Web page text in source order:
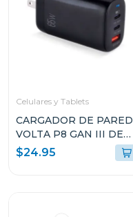
Celulares y Tablets
CARGADOR DE PARED
VOLTA P8 GAN III DE
65W CON DOBLE
PUERTO USB-C Y
$24.95